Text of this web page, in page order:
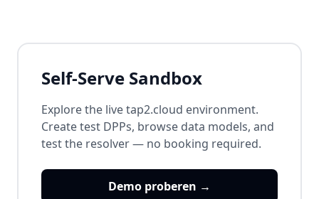
Self-Serve Sandbox
Explore the live tap2.cloud environment.
Create test DPPs, browse data models, and
test the resolver — no booking required.
Demo proberen →